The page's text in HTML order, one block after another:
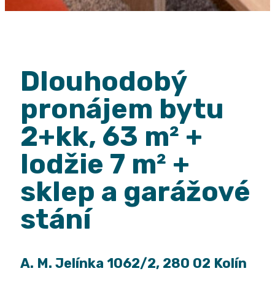
Dlouhodobý
pronájem bytu
2+kk, 63 m² +
lodžie 7 m² +
sklep a garážové
stání
A. M. Jelínka 1062/2, 280 02 Kolín